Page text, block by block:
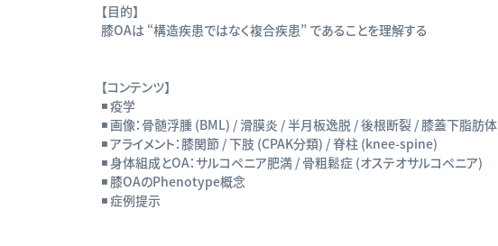
【目的】
膝OAは “構造疾患ではなく複合疾患” であることを理解する
【コンテンツ】
◾️ 疫学
◾️ 画像：骨髄浮腫 (BML) / 滑膜炎 / 半月板逸脱 / 後根断裂 / 膝蓋下脂肪体
◾️ アライメント：膝関節 / 下肢 (CPAK分類) / 脊柱 (knee-spine)
◾️ 身体組成とOA：サルコペニア肥満 / 骨粗鬆症 (オステオサルコペニア)
◾️ 膝OAのPhenotype概念
◾️ 症例提示